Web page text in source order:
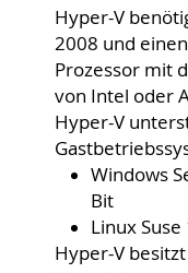
Hyper-V
2008 und
Prozessor mit
von Intel oder
Hyper-V
Windows
Bit
Linux
Hyper-V